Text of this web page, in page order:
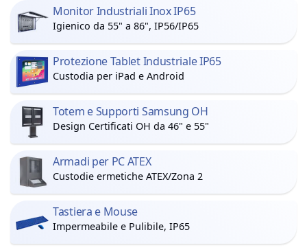
Monitor Industriali Inox IP65
Igienico da 55" a 86", IP56/IP65
Protezione Tablet Industriale IP65
Custodia per iPad e Android
Totem e Supporti Samsung OH
Design Certificati OH da 46" e 55"
Armadi per PC ATEX
Custodie ermetiche ATEX/Zona 2
Tastiera e Mouse
Impermeabile e Pulibile, IP65